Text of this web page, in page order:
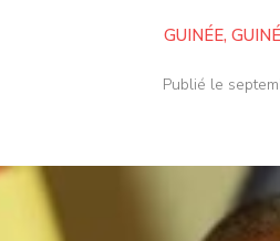
GUINÉE,
Publié le